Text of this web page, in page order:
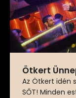
Ötkert
Az Ötkert idén
SŐT! Minden